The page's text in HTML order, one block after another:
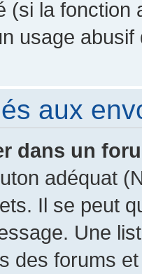
(si la fonction
usage
aux
dans un
adéquat
Il se peut
Une
des forums